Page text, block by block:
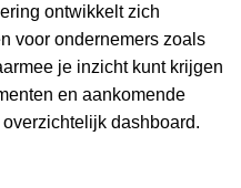
ontwikkelt zich
voor ondernemers zoals
je inzicht kunt krijgen
en aankomende
dashboard.